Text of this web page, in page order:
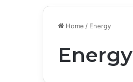
Home / Energy
Energy